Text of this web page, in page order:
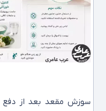
سوزش مقعد بعد از دفع